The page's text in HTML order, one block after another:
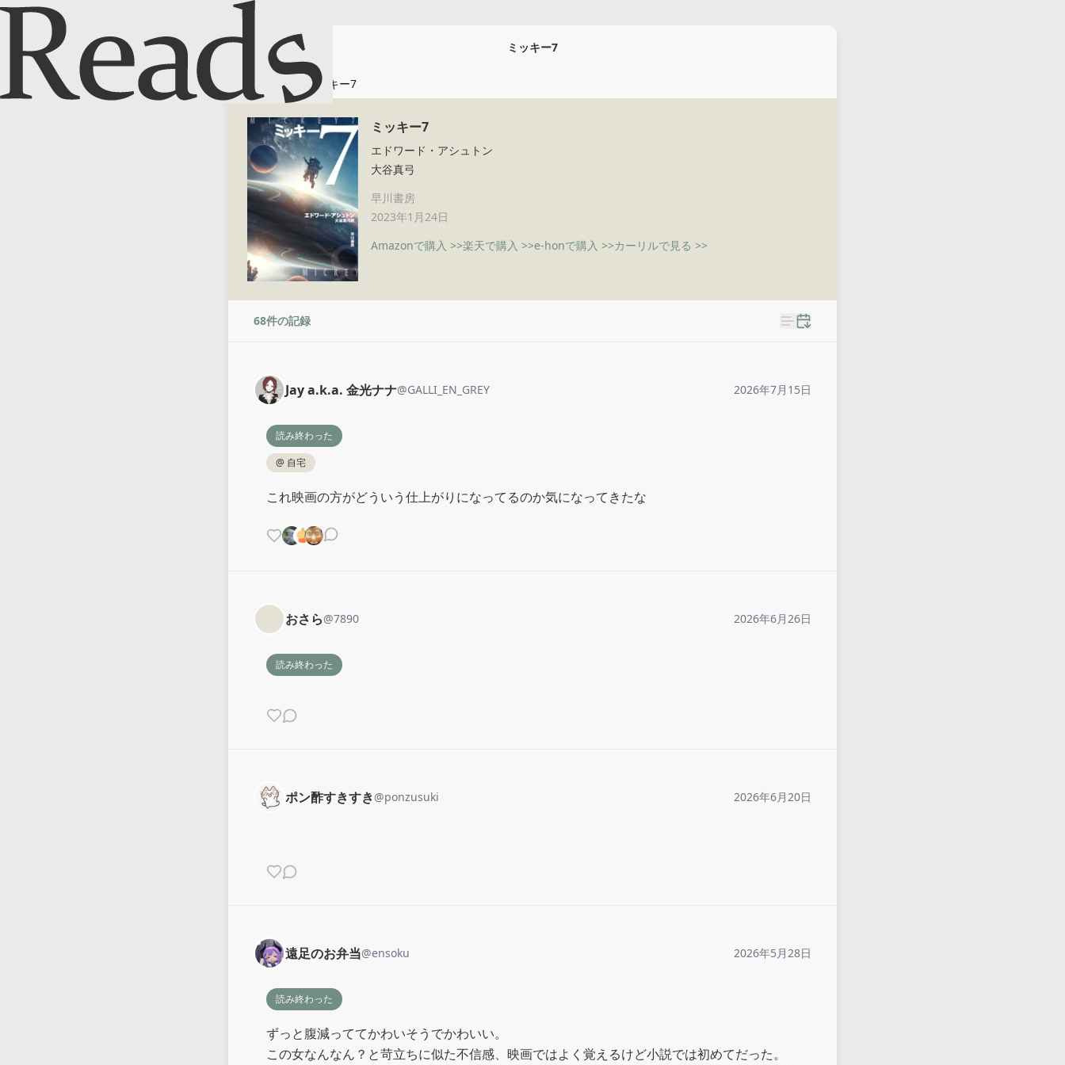
ミッキー7
ミッキー7
ミッキー7
エドワード・アシュトン
大谷真弓
早川書房
2023年1月24日
Amazonで購入 >>楽天で購入 >>e-honで購入 >>カーリルで見る >>
68件の記録
Jay a.k.a. 金光ナナ@GALLI_EN_GREY 2026年7月15日
読み終わった
@ 自宅
これ映画の方がどういう仕上がりになってるのか気になってきたな
おさら@7890 2026年6月26日
読み終わった
ポン酢すきすき@ponzusuki 2026年6月20日
遠足のお弁当@ensoku 2026年5月28日
読み終わった
ずっと腹減っててかわいそうでかわいい。
この女なんなん？と苛立ちに似た不信感、映画ではよく覚えるけど小説では初めてだった。